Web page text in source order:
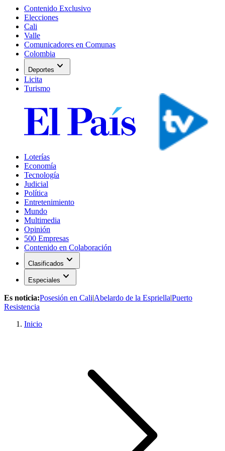
Contenido Exclusivo
Elecciones
Cali
Valle
Comunicadores en Comunas
Colombia
Deportes expand_more
Licita
Turismo
Loterías
Economía
Tecnología
Judicial
Política
Entretenimiento
Mundo
Multimedia
Opinión
500 Empresas
Contenido en Colaboración
Clasificados expand_more
Especiales expand_more
Es noticia:Posesión en Cali|Abelardo de la Espriella|Puerto
Resistencia
Inicio